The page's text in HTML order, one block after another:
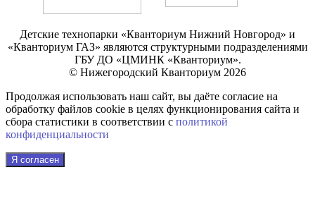
Детские технопарки «Кванториум Нижний Новгород» и
«Кванториум ГАЗ» являются структурными подразделениями
ГБУ ДО «ЦМИНК «Кванториум».
© Нижегородский Кванториум 2026
Продолжая использовать наш сайт, вы даёте согласие на
обработку файлов cookie в целях функционирования сайта и
сбора статистики в соответствии с политикой
конфиденциальности
Я согласен